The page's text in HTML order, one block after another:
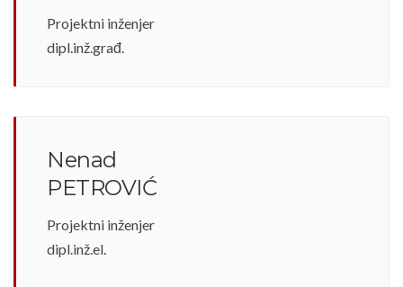
Projektni inženjer
dipl.inž.građ.
Nenad
PETROVIĆ
Projektni inženjer
dipl.inž.el.